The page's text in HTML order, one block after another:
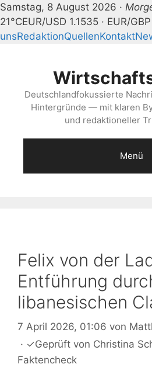
Samstag, 8 August 2026 ·
21°CEUR/USD 1.1535 · EUR/
unsRedaktionQuellenKontakt
Deutschlandfokussierte
Hintergründe — mit klaren
und redaktioneller
Menü
Felix von der
Entführung
libanesischen
7 April 2026, 01:06 von
· ✓Geprüft von Christina
Faktencheck